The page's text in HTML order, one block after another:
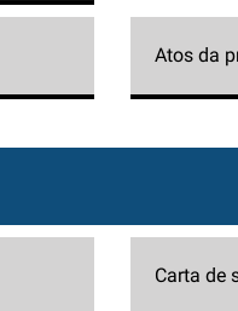
Atos da
Carta de